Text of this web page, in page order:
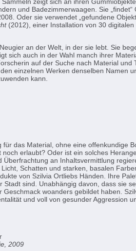
und Badezimmerwaagen. Sie
Oder sie verwendet „gefundene
(2012), einer Installation von 30
an der Welt, in der sie lebt. Sie
sich auch in der Wahl manch ihrer
auf der Suche nach Material
einzelnen Werken denselben Namen
kann.
für das Material, ohne eine offenkundige
erlaubt? Oder ist ein solches
Überfrachtung an Inhaltsvermittlung
Schatten und starken, basalen
von Szilvia Ortliebs Händen. Ihre
sind. Unabhängig davon, dass sie
Geschmack woanders gebildet haben.
und voll von gesunder Aggression
2009